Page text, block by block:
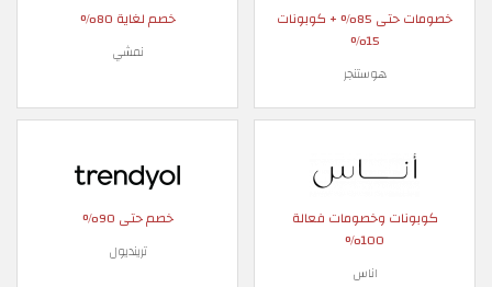
خصومات حتى 85% + كوبونات
15%
هوستنجر
خصم لغاية 80%
نمشي
كوبونات وخصومات فعالة
100%
اناس
خصم حتى 90%
ترينديول